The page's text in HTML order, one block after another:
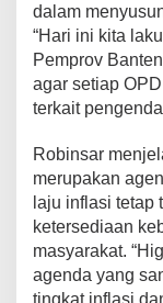
dalam
“Hari ini kita
Pemprov
agar setiap
terkait
Robinsar
merupakan
laju inflasi tetap
ketersediaan
masyarakat.
agenda yang
tingkat inflasi